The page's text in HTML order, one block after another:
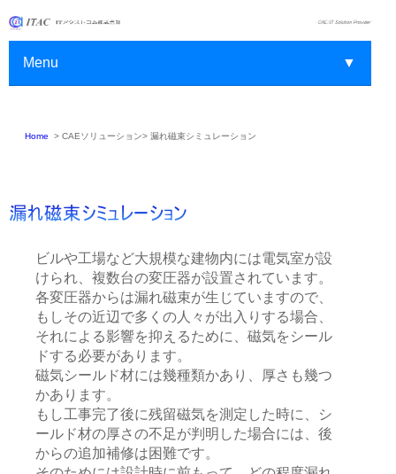
Menu ▼
Home > CAEソリューション> 漏れ磁束シミュレーション
ビルや工場など大規模な建物内には電気室が設
けられ、複数台の変圧器が設置されています。
各変圧器からは漏れ磁束が生じていますので、
もしその近辺で多くの人々が出入りする場合、
それによる影響を抑えるために、磁気をシール
ドする必要があります。
磁気シールド材には幾種類かあり、厚さも幾つ
かあります。
もし工事完了後に残留磁気を測定した時に、シ
ールド材の厚さの不足が判明した場合には、後
からの追加補修は困難です。